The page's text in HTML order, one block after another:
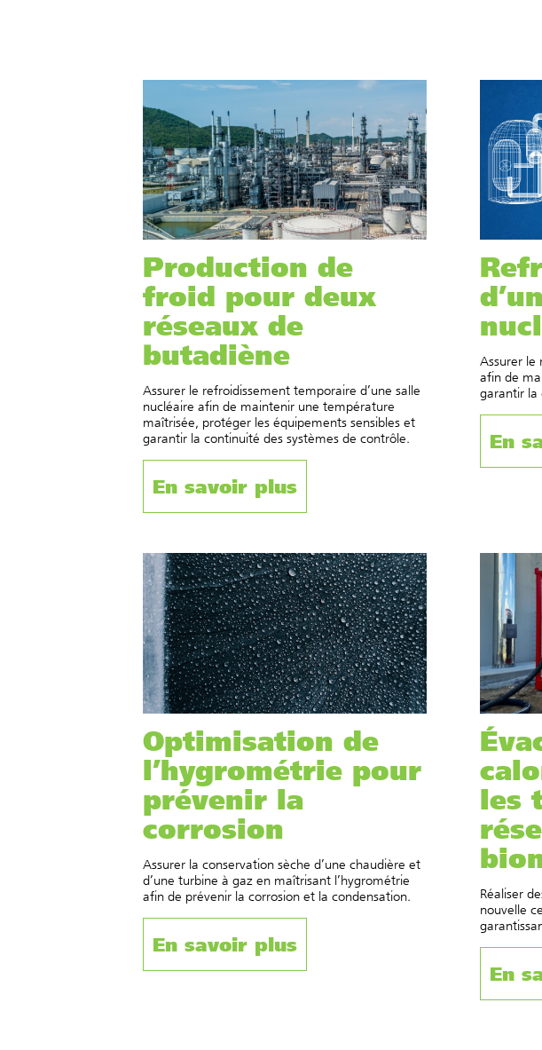
Production de
froid pour deux
réseaux de
butadiène
Assurer le refroidissement temporaire d’une salle
nucléaire afin de maintenir une température
maîtrisée, protéger les équipements sensibles et
garantir la continuité des systèmes de contrôle.
En savoir plus
Assurer le
afin de
garantir la
En
Optimisation de
l’hygrométrie pour
prévenir la
corrosion
Assurer la conservation sèche d’une chaudière et
d’une turbine à gaz en maîtrisant l’hygrométrie
afin de prévenir la corrosion et la condensation.
En savoir plus
les
Réaliser
nouvelle
En